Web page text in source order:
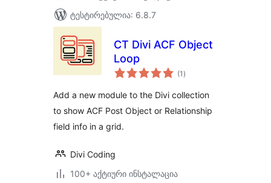
ტესტირებულია: 6.8.7
CT Divi ACF Object
Loop
(1 საერთო
რეიტინგი
)
Add a new module to the Divi collection
to show ACF Post Object or Relationship
field info in a grid.
Divi Coding
100+ აქტიური ინსტალაცია